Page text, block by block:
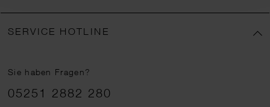
SERVICE HOTLINE
Sie haben Fragen?
Telefonnummer
05251 2882 280